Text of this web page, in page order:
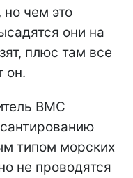
чем это
они на
плюс там все
он.
ВМС
типом морских
не проводятся